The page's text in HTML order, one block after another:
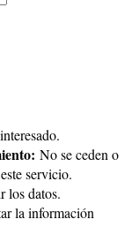
No se ceden o
servicio.
los datos.
la información